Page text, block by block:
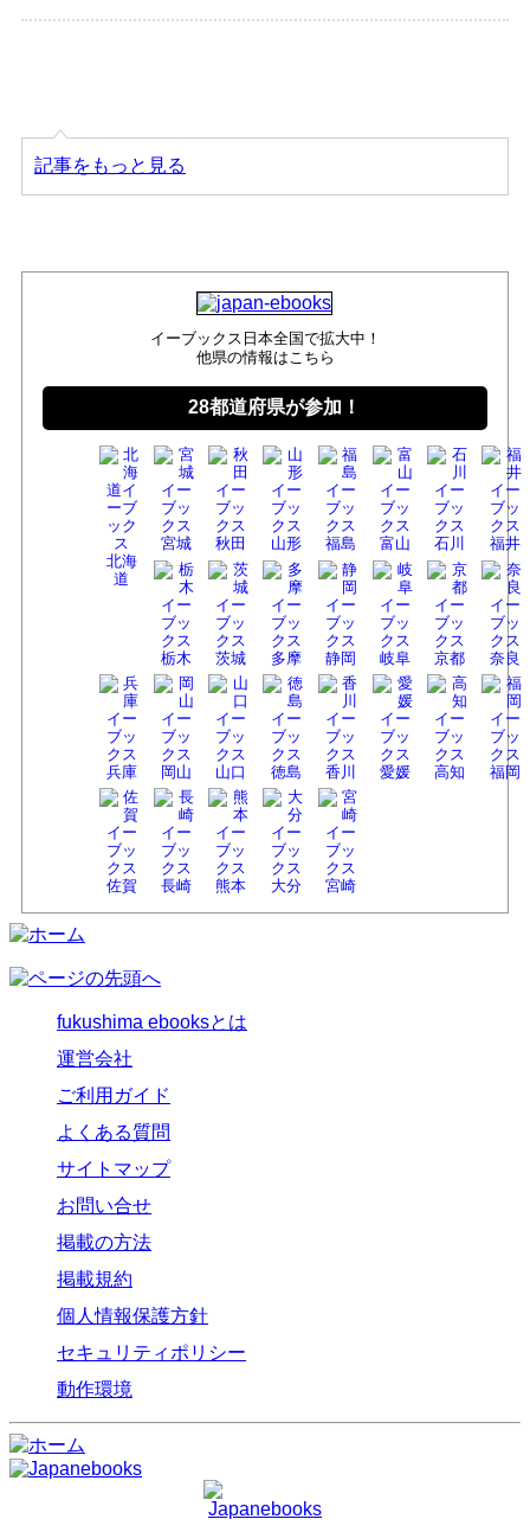
記事をもっと見る
イーブックス日本全国で拡大中！
他県の情報はこちら
28都道府県が参加！
北海
道
宮城 秋田 山形 福島 富山 石川 福井
栃木 茨城 多摩 静岡 岐阜 京都 奈良
兵庫 岡山 山口 徳島 香川 愛媛 高知 福岡
佐賀 長崎 熊本 大分 宮崎
fukushima ebooksとは
運営会社
ご利用ガイド
よくある質問
サイトマップ
お問い合せ
掲載の方法
掲載規約
個人情報保護方針
セキュリティポリシー
動作環境